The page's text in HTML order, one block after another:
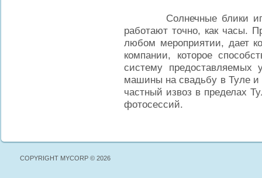
Солнечные блики
работают точно, как часы.
любом мероприятии, дает
компании, которое
систему предоставляемых
машины на свадьбу в Туле
частный извоз в пределах
фотосессий.
COPYRIGHT MYCORP © 2026